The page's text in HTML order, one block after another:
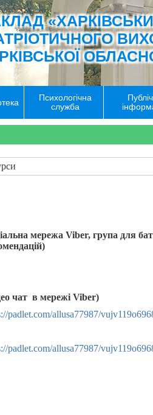
Психологічна
служба
мережа Viber, група для
чат в мережі Viber)
padlet.com/allusa77987/
padlet.com/allusa77987/